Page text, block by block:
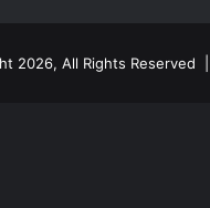
2026, All Rights Reserved |